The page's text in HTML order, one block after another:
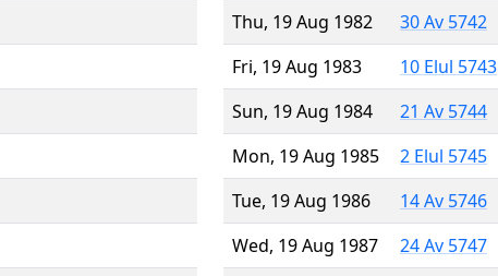
Thu, 19 Aug 1982
30 Av 5742
Fri, 19 Aug 1983
10 Elul 5743
Sun, 19 Aug 1984
21 Av 5744
Mon, 19 Aug 1985
2 Elul 5745
Tue, 19 Aug 1986
14 Av 5746
Wed, 19 Aug 1987
24 Av 5747